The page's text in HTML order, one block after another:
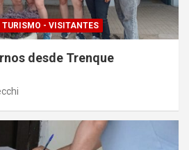
TURISMO - VISITANTES
desde Trenque